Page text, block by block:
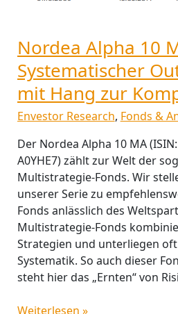
Nordea Alpha 10
Systematischer
mit Hang zur
Envestor Research, Fonds &
Der Nordea Alpha 10 MA
A0YHE7) zählt zur Welt der
Multistrategie-Fonds. Wir
unserer Serie zu
Fonds anlässlich des
Multistrategie-Fonds
Strategien und unterliegen
Systematik. So auch dieser
steht hier das „Ernten“ von
Weiterlesen »